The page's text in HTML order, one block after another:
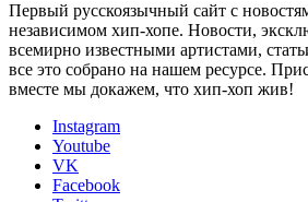
Первый русскоязычный сайт с
независимом хип-хопе. Новости,
всемирно известными артистами,
все это собрано на нашем ресурсе.
вместе мы докажем, что хип-хоп жив!
Instagram
Youtube
VK
Facebook